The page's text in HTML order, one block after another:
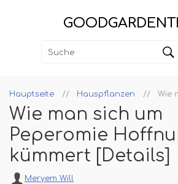
Hauptseite Hauspflanzen Wie
Wie man sich um
Peperomie
kümmert [Details]
Meryem Will